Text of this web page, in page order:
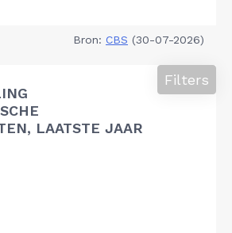
Bron: CBS (30-07-2026)
LAATSTE JAAR
Filters